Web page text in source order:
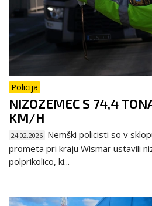
Policija
NIZOZEMEC S 74,4
KM/H
24.02.2026 Nemški policisti so v
prometa pri kraju Wismar ustavili
polprikolico, ki...